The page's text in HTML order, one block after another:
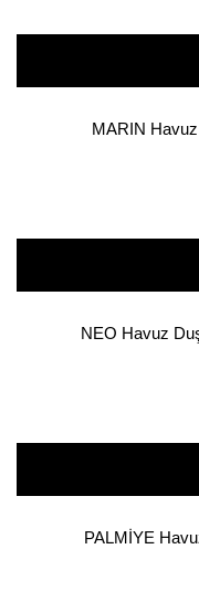
MARIN
NEO Havuz
PALMİYE